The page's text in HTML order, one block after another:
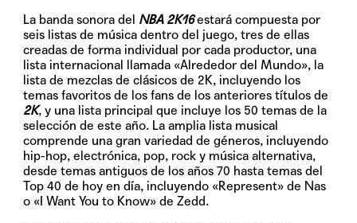
La banda sonora del NBA 2K16estará compuesta por
seis listas de música dentro del juego, tres de ellas
creadas de forma individual por cada productor, una
lista internacional llamada «Alrededor del Mundo», la
lista de mezclas de clásicos de 2K, incluyendo los
temas favoritos de los fans de los anteriores títulos de
2K, y una lista principal que incluye los 50 temas de la
selección de este año. La amplia lista musical
comprende una gran variedad de géneros, incluyendo
hip-hop, electrónica, pop, rock y música alternativa,
desde temas antiguos de los años 70 hasta temas del
Top 40 de hoy en día, incluyendo «Represent» de Nas
o «I Want You to Know» de Zedd.